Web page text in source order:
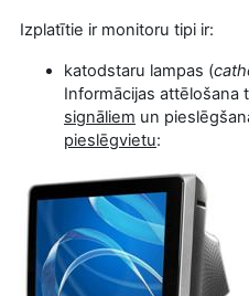
Izplatītie ir monitoru tipi ir:
katodstaru lampas (
Informācijas attēlošana
signāliem un
pieslēgvietu: